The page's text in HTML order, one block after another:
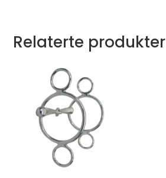
Relaterte produkter